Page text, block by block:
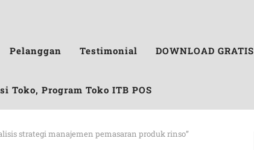
Pelanggan Testimonial DOWNLOAD GRATIS
Toko, Program Toko ITB POS
strategi manajemen pemasaran produk rinso”